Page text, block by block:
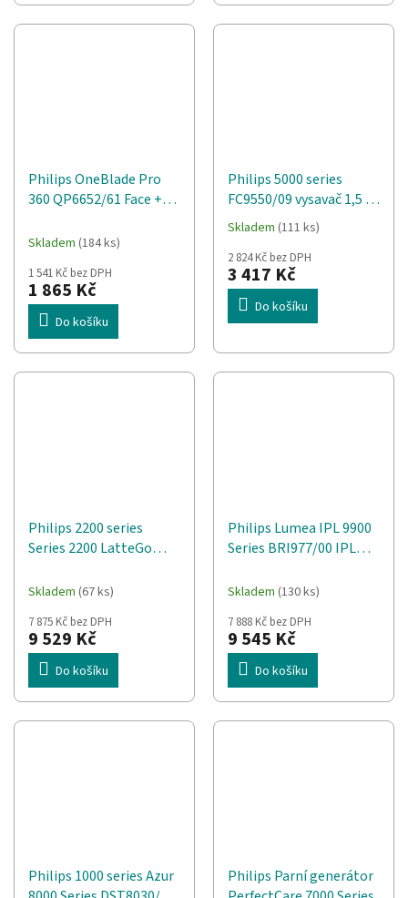
Philips OneBlade Pro
360 QP6652/61 Face +
Skladem (184 ks)
1 541 Kč bez DPH
1 865 Kč
Do košíku
Philips 5000 series
FC9550/09 vysavač 1,5 l
Cylindrový Suchý 900 W
Bezsáčkové
Průměrné
hodnocení
produktu
je
5,0
hvězdiček.
Skladem (111 ks)
2 824 Kč bez DPH
3 417 Kč
Do košíku
Philips 2200 series
Series 2200 LatteGo
automatický kávovar
Skladem (67 ks)
7 875 Kč bez DPH
9 529 Kč
Do košíku
Philips Lumea IPL 9900
Series BRI977/00 IPL
SenseIQ
Skladem (130 ks)
7 888 Kč bez DPH
9 545 Kč
Do košíku
Philips 1000 series Azur
Philips Parní generátor